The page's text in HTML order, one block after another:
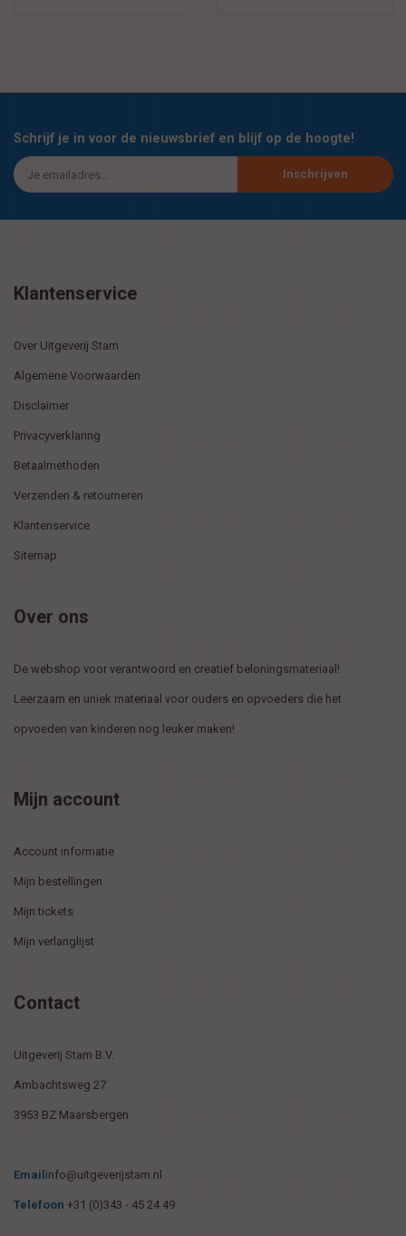
Schrijf je in voor de nieuwsbrief en blijf op de hoogte!
Inschrijven
Klantenservice
Over Uitgeverij Stam
Algemene Voorwaarden
Disclaimer
Privacyverklaring
Betaalmethoden
Verzenden & retourneren
Klantenservice
Sitemap
Over ons
De webshop voor verantwoord en creatief beloningsmateriaal!
Leerzaam en uniek materiaal voor ouders en opvoeders die het
opvoeden van kinderen nog leuker maken!
Mijn account
Account informatie
Mijn bestellingen
Mijn tickets
Mijn verlanglijst
Contact
Uitgeverij Stam B.V.
Ambachtsweg 27
3953 BZ Maarsbergen
Email info@uitgeverijstam.nl
Telefoon +31 (0)343 - 45 24 49